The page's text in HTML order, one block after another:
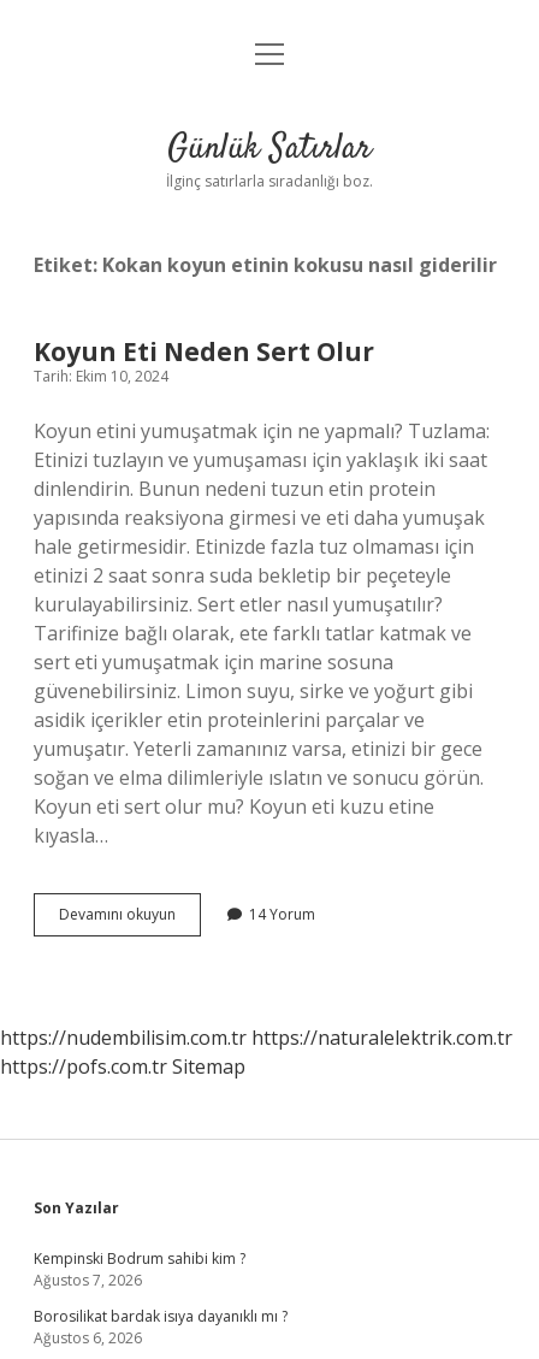
Anasayfa
Yasal Uyarı
menüyü
Günlük Satırlar
İlginç satırlarla sıradanlığı boz.
Etiket: Kokan koyun etinin kokusu nasıl giderilir
Koyun Eti Neden Sert Olur
Tarih: Ekim 10, 2024
Koyun etini yumuşatmak için ne yapmalı? Tuzlama:
Etinizi tuzlayın ve yumuşaması için yaklaşık iki saat
dinlendirin. Bunun nedeni tuzun etin protein
yapısında reaksiyona girmesi ve eti daha yumuşak
hale getirmesidir. Etinizde fazla tuz olmaması için
etinizi 2 saat sonra suda bekletip bir peçeteyle
kurulayabilirsiniz. Sert etler nasıl yumuşatılır?
Tarifinize bağlı olarak, ete farklı tatlar katmak ve
sert eti yumuşatmak için marine sosuna
güvenebilirsiniz. Limon suyu, sirke ve yoğurt gibi
asidik içerikler etin proteinlerini parçalar ve
yumuşatır. Yeterli zamanınız varsa, etinizi bir gece
soğan ve elma dilimleriyle ıslatın ve sonucu görün.
Koyun eti sert olur mu? Koyun eti kuzu etine
kıyasla…
Devamını okuyun
Eti
14 Yorum
https://nudembilisim.com.tr https://naturalelektrik.com.tr
https://pofs.com.trSitemap
Sidebar
Son Yazılar
Kempinski Bodrum sahibi kim ?
Ağustos 7, 2026
Borosilikat bardak isıya dayanıklı mı ?
Ağustos 6, 2026